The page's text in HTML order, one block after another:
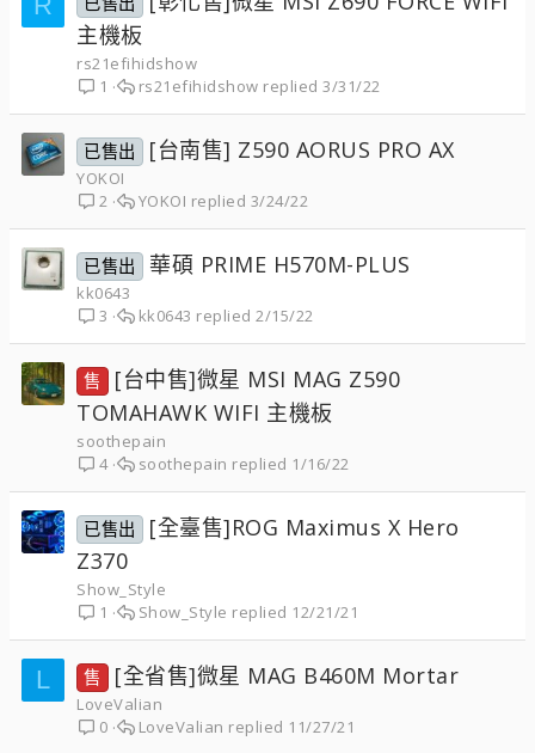
主機板
rs21efihidshow
1
3/31/22
rs21efihidshow
已售出 [台南售] Z590 AORUS PRO AX
YOKOI
2
3/24/22
YOKOI
已售出 華碩 PRIME H570M-PLUS
kk0643
3
2/15/22
kk0643
售
[台中售]微星 MSI MAG Z590
TOMAHAWK WIFI 主機板
soothepain
4
1/16/22
soothepain
已售出
[全臺售]ROG Maximus X Hero
Z370
Show_Style
1
12/21/21
Show_Style
L 售 [全省售]微星 MAG B460M Mortar
LoveValian
0
11/27/21
LoveValian